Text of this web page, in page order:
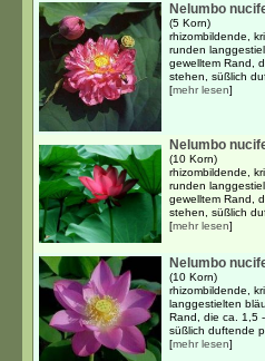
Nelumbo
(5 Korn)
rhizombildende,
runden
gewelltem Rand,
stehen, süßlich
[mehr lesen]
Nelumbo
(10 Korn)
rhizombildende,
runden
gewelltem Rand,
stehen, süßlich
[mehr lesen]
Nelumbo
(10 Korn)
rhizombildende,
langgestielten
Rand, die ca. 1,5
süßlich duftende
[mehr lesen]